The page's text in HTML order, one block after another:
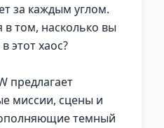
за каждым углом.
в том, насколько вы
этот хаос?
предлагает
миссии, сцены и
темный